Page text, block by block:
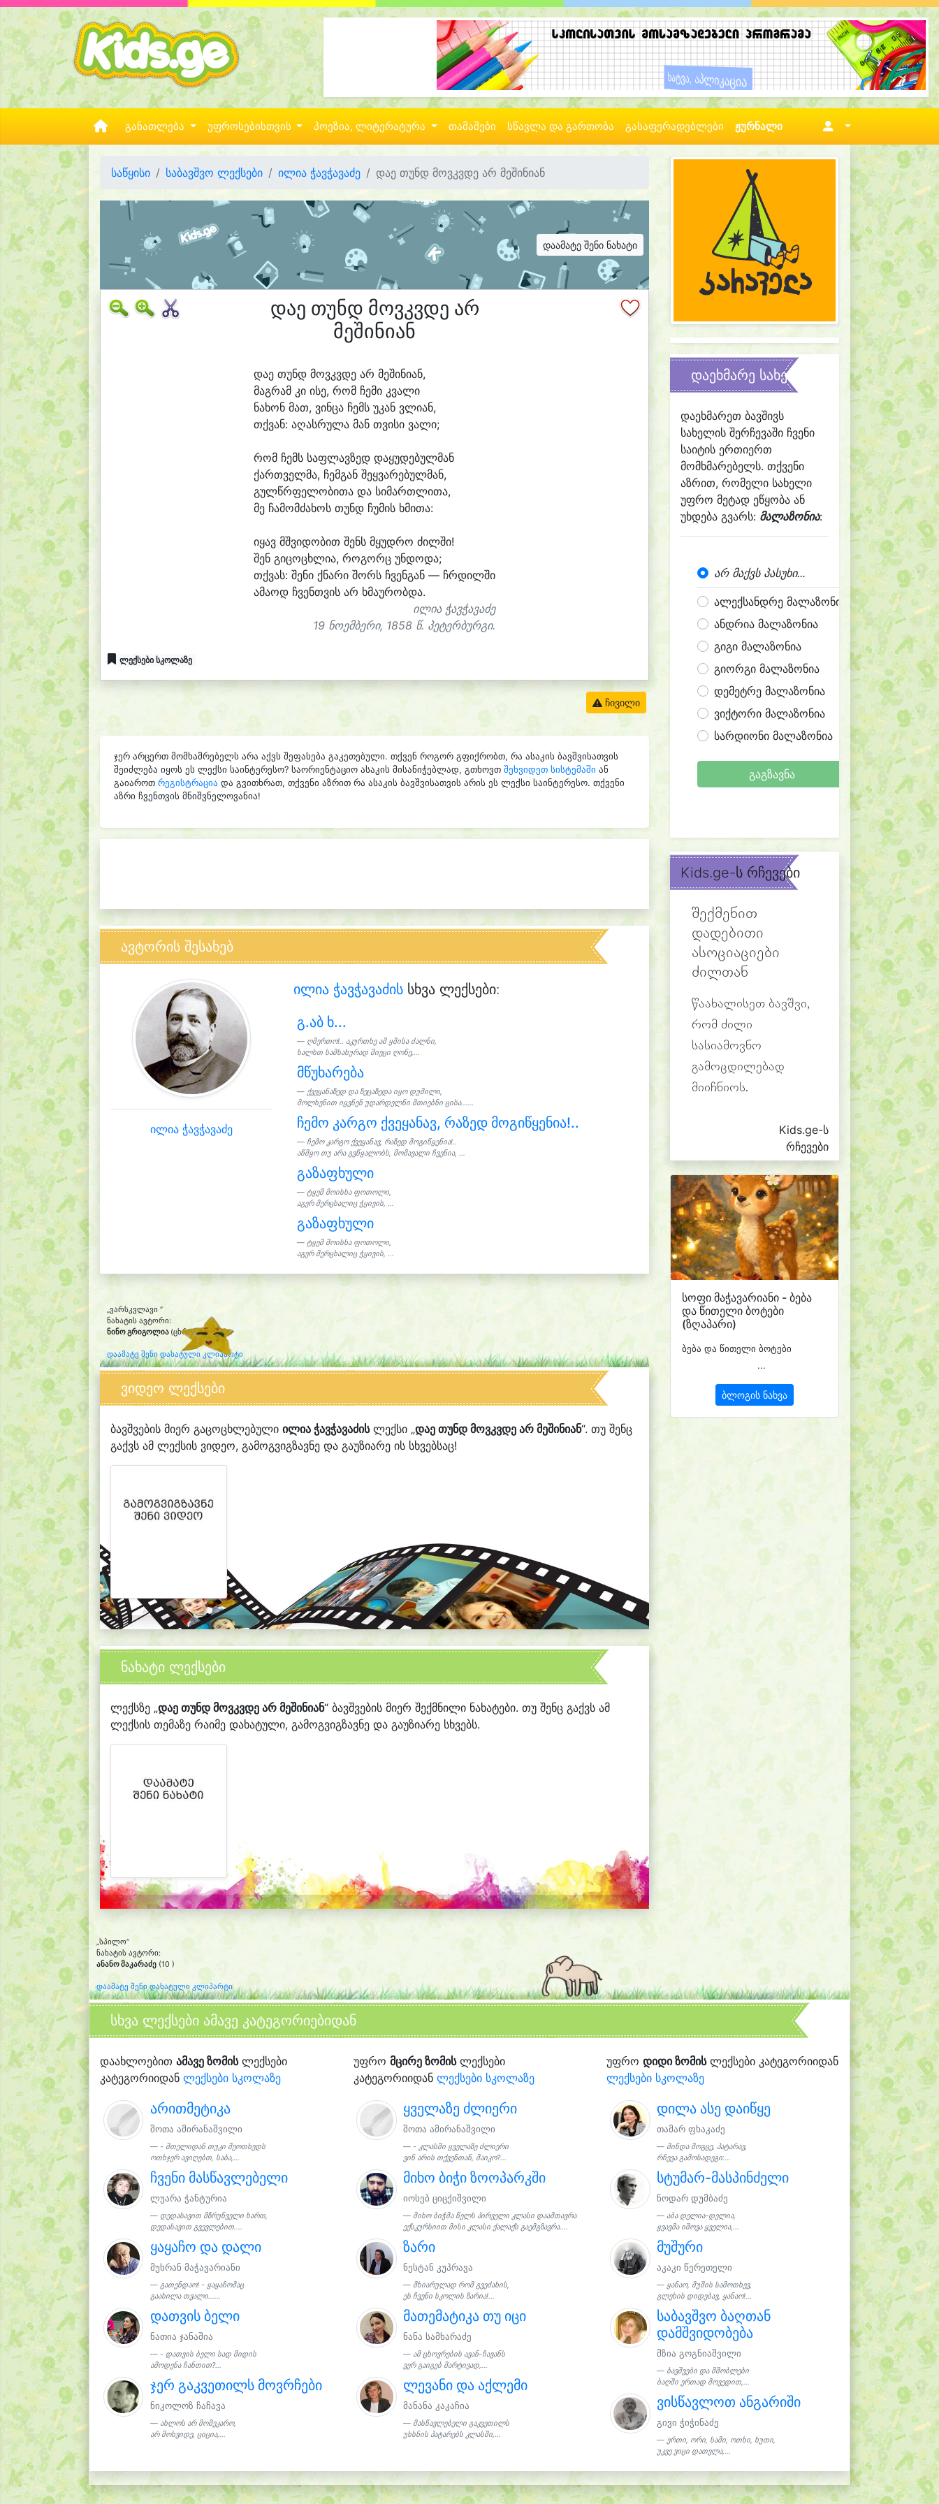
განათლება უფროსებისთვის პოეზია, ლიტერატურა თამაშები სწავლა და გართობა გასაფერადებლები ჟურნალი
საწყისი საბავშვო ლექსები ილია ჭავჭავაძე დაე თუნდ მოვკვდე არ მეშინიან
დაამატე შენი ნახატი
დაე თუნდ მოვკვდე არ
მეშინიან
დაე თუნდ მოვკვდე არ მეშინიან,
მაგრამ კი ისე, რომ ჩემი კვალი
ნახონ მათ, ვინცა ჩემს უკან ვლიან,
თქვან: აღასრულა მან თვისი ვალი;
რომ ჩემს საფლავზედ დაყუდებულმან
ქართველმა, ჩემგან შეყვარებულმან,
გულწრფელობითა და სიმართლითა,
მე ჩამომძახოს თუნდ ჩუმის ხმითა:
იყავ მშვიდობით შენს მყუდრო ძილში!
შენ გიცოცხლია, როგორც უნდოდა;
თქვას: შენი ქნარი შორს ჩვენგან — ჩრდილში
ამაოდ ჩვენთვის არ ხმაურობდა.
ილია ჭავჭავაძე
19 ნოემბერი, 1858 წ. პეტერბურგი.
ლექსები სკოლაზე
ჩივილი
ჯერ არცერთ მომხამრებელს არა აქვს შეფასება გაკეთებული. თქვენ როგორ გფიქრობთ, რა ასაკის ბავშვისათვის
შეიძლება იყოს ეს ლექსი საინტერესო? საორიენტაციო ასაკის მისანიჭებლად, გთხოვთ შეხვიდეთ სისტემაში ან
გაიაროთ რეგისტრაცია და გვითხრათ, თქვენი აზრით რა ასაკის ბავშვისათვის არის ეს ლექსი საინტერესო. თქვენი
აზრი ჩვენთვის მნიშვნელოვანია!
ავტორის შესახებ
ილია ჭავჭავაძე
ილია ჭავჭავაძისსხვა ლექსები:
გ.აბ ხ...
ღმერთო!.. აკურთხე ამ ყმისა ძალნი,
ხალხთ სამსახურად მიეცი ღონე,...
მწუხარება
ქვეყანაზედ და ზეცაზედა იყო დუმილი,
მოლხენით იყვნენ უდარდელნი მთიებნი ცისა......
ჩემო კარგო ქვეყანავ, რაზედ მოგიწყენია!..
ჩემო კარგო ქვეყანავ, რაზედ მოგიწყენია!..
აწმყო თუ არა გვწყალობს, მომავალი ჩვენია, ...
გაზაფხული
ტყემ მოისხა ფოთოლი,
აგერ მერცხალიც ჭყივის, ...
გაზაფხული
ტყემ მოისხა ფოთოლი,
აგერ მერცხალიც ჭყივის, ...
„ვარსკვლავი “
ნახატის ავტორი:
ნინო გრიგოლია (ცხრა წლის)
დაამატე შენი დახატული კლიპარტი
ვიდეო ლექსები
ბავშვების მიერ გაცოცხლებული ილია ჭავჭავაძისლექსი „დაე თუნდ მოვკვდე არ მეშინიან“. თუ შენც
გაქვს ამ ლექსის ვიდეო, გამოგვიგზავნე და გაუზიარე ის სხვებსაც!
ნახატი ლექსები
ლექსზე „დაე თუნდ მოვკვდე არ მეშინიან“ ბავშვების მიერ შექმნილი ნახატები. თუ შენც გაქვს ამ
ლექსის თემაზე რაიმე დახატული, გამოგვიგზავნე და გაუზიარე სხვებს.
დაეხმარე სახელის შერჩევაში
დაეხმარეთ ბავშივს
სახელის შერჩევაში ჩვენი
საიტის ერთიერთ
მომხმარებელს. თქვენი
აზრით, რომელი სახელი
უფრო მეტად ეწყობა ან
უხდება გვარს: მალაზონია:
არ მაქვს პასუხი...
ალექსანდრე მალაზონია
ანდრია მალაზონია
გიგი მალაზონია
გიორგი მალაზონია
დემეტრე მალაზონია
ვიქტორი მალაზონია
სარდიონი მალაზონია
გაგზავნა
Kids.ge-ს რჩევები
შექმენით
დადებითი
ასოციაციები
ძილთან
წაახალისეთ ბავშვი,
რომ ძილი
სასიამოვნო
გამოცდილებად
მიიჩნიოს.
Kids.ge-ს
რჩევები
სოფი მაჭავარიანი - ბება
და წითელი ბოტები
(ზღაპარი)
ბება და წითელი ბოტები
...
ბლოგის ნახვა
„სპილო“
ნახატის ავტორი:
ანანო მაკარაძე (10 )
დაამატე შენი დახატული კლიპარტი
სხვა ლექსები ამავე კატეგორიებიდან
დაახლოებით ამავე ზომისლექსები
კატეგორიიდან ლექსები სკოლაზე
არითმეტიკა
შოთა ამირანაშვილი
- მთელიდან თუკი მეოთხედს
ოთხჯერ ავიღებთ, საბა,...
ჩვენი მასწავლებელი
ლუარა ჭანტურია
დედასავით მზრუნველი ხართ,
დედასავით გვევლებით....
ყაყაჩო და დალი
მუხრან მაჭავარიანი
გათენდაო! - ყაყაჩომაც
გაახილა თვალი......
დათვის ბელი
ნათია ჯანაშია
- დათვის ბელი სად მიდის
ამოდენა ჩანთით?...
ჯერ გაკვეთილს მოვრჩები
ნიკოლოზ ჩაჩავა
ახლოს არ მომეკარო,
არ მოხვიდე, ციცია,...
უფრო მცირე ზომისლექსები
კატეგორიიდან ლექსები სკოლაზე
ყველაზე ძლიერი
შოთა ამირანაშვილი
- კლასში ყველაზე ძლიერი
ვინ არის თქვენთან, მაიკო?...
მიხო ბიჭი ზოოპარკში
იოსებ ციცქიშვილი
მიხო ბიჭმა წელს პირველი კლასი დაამთავრა
ექსკურსიით მისი კლასი ქალაქს გაემგზავრა....
ზარი
ნესტან კუპრავა
მხიარულად რომ გვეძახის,
ეს ჩვენი სკოლის ზარია!...
მათემატიკა თუ იცი
ნანა სამხარაძე
ამ ცხოვრების ავან-ჩავანს
ვერ გაიგებ მარტივად,...
ლევანი და აქლემი
მანანა კაკაჩია
მასწავლებელი გაკვეთილს
უხსნის პატარებს კლასში,...
უფროდიდი ზომისლექსები კატეგორიიდან
ლექსები სკოლაზე
დილა ასე დაიწყე
თამარ ფხაკაძე
მინდა მოგცე, პატარავ,
რჩევა გამოსადეგი:...
სტუმარ-მასპინძელი
ნოდარ დუმბაძე
აბა დელია-დელია,
ყვავმა იშოვა ყველია,...
მუშური
აკაკი წერეთელი
ყანაო, მუშის სამოთხევ,
გლეხის დიდებავ, ყანაო!...
საბავშვო ბაღთან
დამშვიდობება
მზია გოგნიაშვილი
ბავშვები და მშობლები
ბაღში ერთად მოვედით,...
ვისწავლოთ ანგარიში
გივი ჭიჭინაძე
ერთი, ორი, სამი, ოთხი, ხუთი,
უკვე ვიცი დათვლა,...